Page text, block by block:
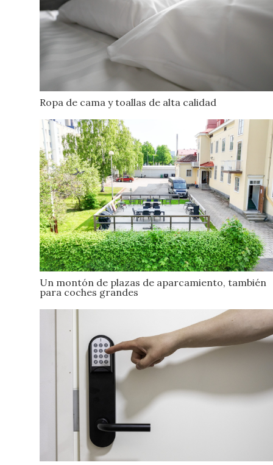
Ropa de cama y toallas de alta calidad
Un montón de plazas de aparcamiento, también
para coches grandes